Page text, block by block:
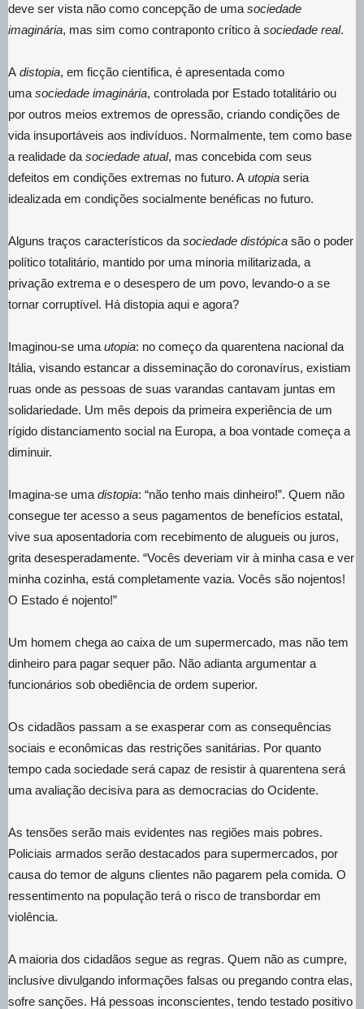
deve ser vista não como concepção de uma sociedade
imaginária, mas sim como contraponto crítico à sociedade real.
A distopia, em ficção científica, é apresentada como
uma sociedade imaginária, controlada por Estado totalitário ou
por outros meios extremos de opressão, criando condições de
vida insuportáveis aos indivíduos. Normalmente, tem como base
a realidade da sociedade atual, mas concebida com seus
defeitos em condições extremas no futuro. A utopia seria
idealizada em condições socialmente benéficas no futuro.
Alguns traços característicos da sociedade distópica são o poder
político totalitário, mantido por uma minoria militarizada, a
privação extrema e o desespero de um povo, levando-o a se
tornar corruptível. Há distopia aqui e agora?
Imaginou-se uma utopia: no começo da quarentena nacional da
Itália, visando estancar a disseminação do coronavírus, existiam
ruas onde as pessoas de suas varandas cantavam juntas em
solidariedade. Um mês depois da primeira experiência de um
rígido distanciamento social na Europa, a boa vontade começa a
diminuir.
Imagina-se uma distopia: “não tenho mais dinheiro!”. Quem não
consegue ter acesso a seus pagamentos de benefícios estatal,
vive sua aposentadoria com recebimento de alugueis ou juros,
grita desesperadamente. “Vocês deveriam vir à minha casa e ver
minha cozinha, está completamente vazia. Vocês são nojentos!
O Estado é nojento!”
Um homem chega ao caixa de um supermercado, mas não tem
dinheiro para pagar sequer pão. Não adianta argumentar a
funcionários sob obediência de ordem superior.
Os cidadãos passam a se exasperar com as consequências
sociais e econômicas das restrições sanitárias. Por quanto
tempo cada sociedade será capaz de resistir à quarentena será
uma avaliação decisiva para as democracias do Ocidente.
As tensões serão mais evidentes nas regiões mais pobres.
Policiais armados serão destacados para supermercados, por
causa do temor de alguns clientes não pagarem pela comida. O
ressentimento na população terá o risco de transbordar em
violência.
A maioria dos cidadãos segue as regras. Quem não as cumpre,
inclusive divulgando informações falsas ou pregando contra elas,
sofre sanções. Há pessoas inconscientes, tendo testado positivo